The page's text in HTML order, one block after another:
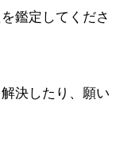
鑑定してくださ
決したり、願い